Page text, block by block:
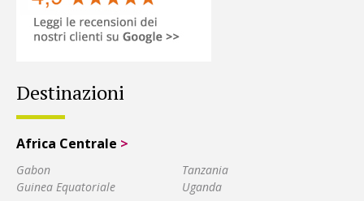
Destinazioni
Africa Centrale >
Gabon
Guinea Equatoriale
Tanzania
Uganda